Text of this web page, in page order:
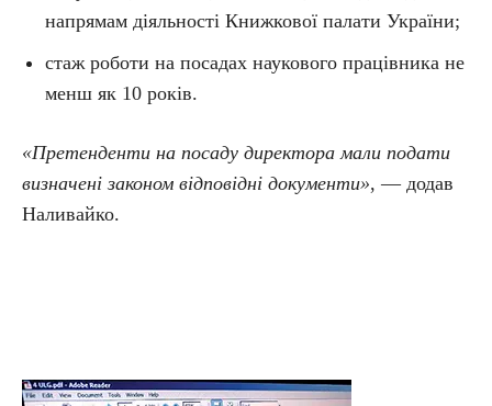
напрямам діяльності Книжкової палати України;
стаж роботи на посадах наукового працівника не
менш як 10 років.
«Претенденти на посаду директора мали подати
визначені законом відповідні документи», — додав
Наливайко.